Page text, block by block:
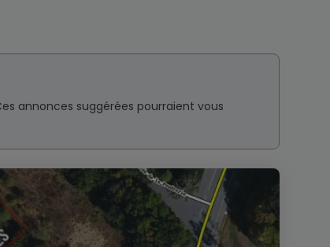
annonces suggérées pourraient vous